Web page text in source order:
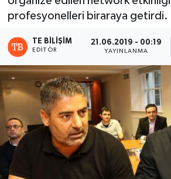
profesyonelleri biraraya getirdi.
TE BILIŞIM
EDITÖR
21.06.2019 - 00:19
YAYINLANMA